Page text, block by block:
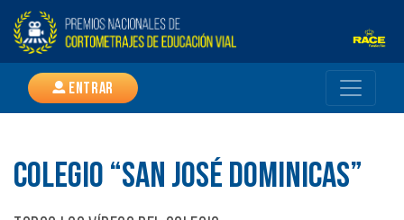
Entrar
COLEGIO “SAN JOSÉ DOMINICAS”